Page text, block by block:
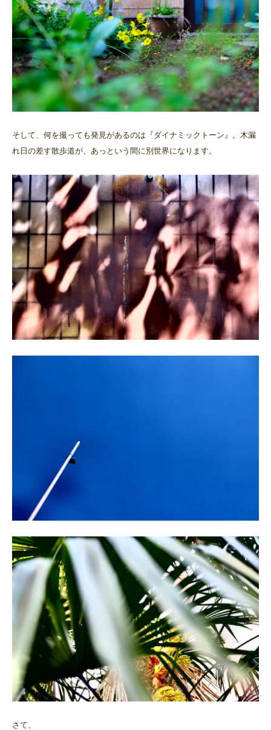
そして、何を撮っても発見があるのは『ダイナミックトーン』。木漏
れ日の差す散歩道が、あっという間に別世界になります。
さて、